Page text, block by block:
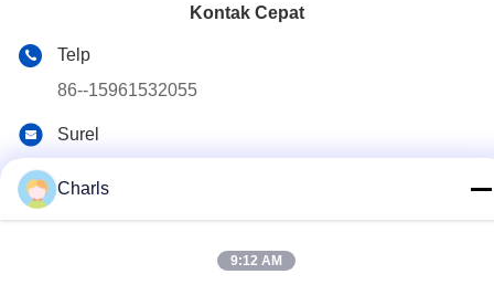
Kontak Cepat
Telp
86--15961532055
Surel
Charls
9:12 AM